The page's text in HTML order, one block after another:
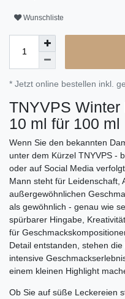
Wunschliste
* Jetzt online bestellen inkl.
TNYVPS
10 ml für 100 ml
Wenn Sie den bekannten
unter dem Kürzel TNYVPS -
oder auf Social Media
Mann steht für Leidenschaft,
außergewöhnlichen
als gewöhnlich - genau wie
spürbarer Hingabe,
für
Detail entstanden, stehen
intensive
einem kleinen Highlight
Ob Sie auf süße Leckereien